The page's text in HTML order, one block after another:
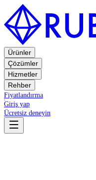
Ürünler
Çözümler
Hizmetler
Rehber
Fiyatlandırma
Giriş yap
Ücretsiz deneyin